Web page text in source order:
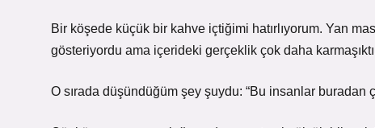
Bir köşede küçük bir kahve içtiğimi hatırlıyorum. Yan
gösteriyordu ama içerideki gerçeklik çok daha
O sırada düşündüğüm şey şuydu: “Bu insanlar buradan